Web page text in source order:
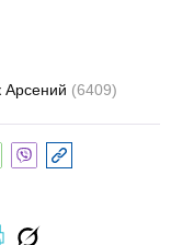
(6409)